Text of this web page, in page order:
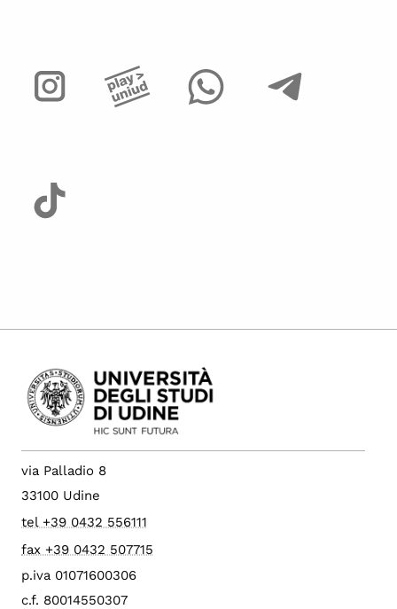
via Palladio 8
33100 Udine
tel +39 0432 556111
fax +39 0432 507715
p.iva 01071600306
c.f. 80014550307